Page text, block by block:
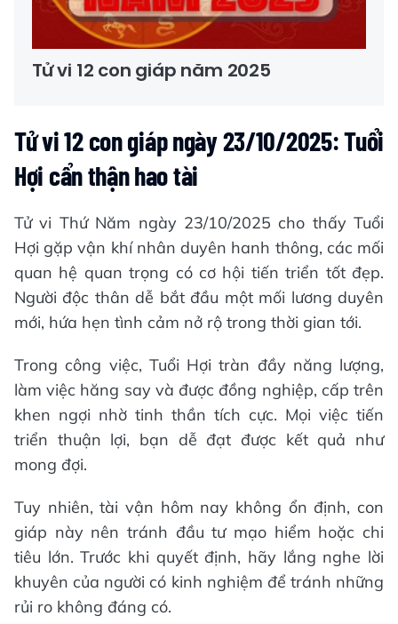
Tử vi 12 con giáp năm 2025
Tử vi 12 con giáp ngày 23/10/2025: Tuổi
Hợi cẩn thận hao tài
Tử vi Thứ Năm ngày 23/10/2025 cho thấy Tuổi
Hợi gặp vận khí nhân duyên hanh thông, các mối
quan hệ quan trọng có cơ hội tiến triển tốt đẹp.
Người độc thân dễ bắt đầu một mối lương duyên
mới, hứa hẹn tình cảm nở rộ trong thời gian tới.
Trong công việc, Tuổi Hợi tràn đầy năng lượng,
làm việc hăng say và được đồng nghiệp, cấp trên
khen ngợi nhờ tinh thần tích cực. Mọi việc tiến
triển thuận lợi, bạn dễ đạt được kết quả như
mong đợi.
Tuy nhiên, tài vận hôm nay không ổn định, con
giáp này nên tránh đầu tư mạo hiểm hoặc chi
tiêu lớn. Trước khi quyết định, hãy lắng nghe lời
khuyên của người có kinh nghiệm để tránh những
rủi ro không đáng có.